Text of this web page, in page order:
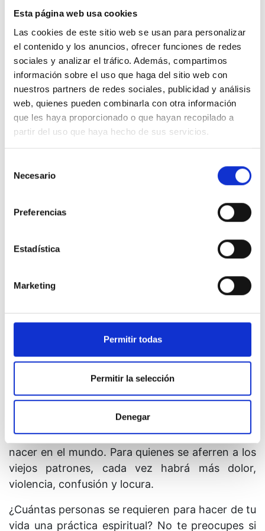
Esta página web usa cookies
Las cookies de este sitio web se usan para personalizar
el contenido y los anuncios, ofrecer funciones de redes
sociales y analizar el tráfico. Además, compartimos
información sobre el uso que haga del sitio web con
nuestros partners de redes sociales, publicidad y análisis
web, quienes pueden combinarla con otra información
que les haya proporcionado o que hayan recopilado a
partir del uso que haya hecho de sus servicios.
Necesario
Preferencias
Estadística
Marketing
Permitir todas
Permitir la selección
Denegar
si sientes dolor emocional del tipo que sea,
conoce la realidad de ese momento y registra
ese conocimiento. Entonces la relación se
convierte en tusadhana,tu práctica espiritual. Si
observas un comportamiento inconsciente en tu
pareja, rodéalo con el abrazo amoroso de tu
conocimiento y no reacciones.
La inconsciencia y el conocimiento no pueden
coexistir durante mucho tiempo, aunque el
conocimiento no esté en la persona que actúa
inconscientemente, sino en la otra. A la forma
ataque, la presencia del amor le resulta
inconsciencia de tu pareja, tú mismo caes en la
inconsciencia. Pero si a continuación recuerdas
que has de conocer y registrar tu reacción, no se
pierde nada. Las relaciones nunca habían sido
Como tal vez hayas percibido, su finalidad no es
hacerte feliz o satisfacerte. Si sigues intentando
alcanzar la salvación a través de una relación, te
sentirás desilusionado una y otra vez. Pero si
hacerte consciente en lugar de hacerte feliz,
entonces te ofrecerán salvación, y te habrás
alineado con la conciencia superior que quiere
nacer en el mundo. Para quienes se aferren a los
viejos patrones, cada vez habrá más dolor,
violencia, confusión y locura.
¿Cuántas personas se requieren para hacer de tu
vida una práctica espiritual? No te preocupes si